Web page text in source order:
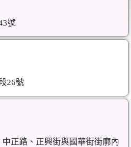
號
26號
正路、正興街與國華街街廓內